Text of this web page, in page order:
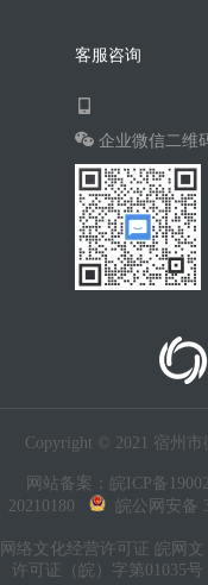
游戏 租
小程序商城
招聘 AI
体育馆网球
驾校小程序
AI数字人
短剧 抖
热门短剧
客服咨询
企业微信二维
Copyright © 2021 宿州
网站备案：皖ICP备
20210180
皖公网安备
网络文化经营许可证 皖网文
许可证（皖）字第01035号